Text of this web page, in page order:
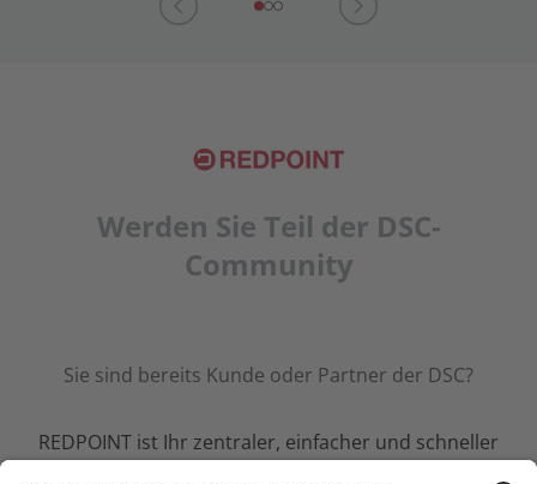
Nächstes
Werden Sie Teil der DSC-
Community
Sie sind bereits Kunde oder Partner der DSC?
REDPOINT ist Ihr zentraler, einfacher und schneller